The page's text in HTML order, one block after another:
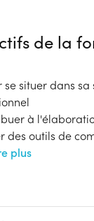
de la
se situer dans
à
des outils de
plus